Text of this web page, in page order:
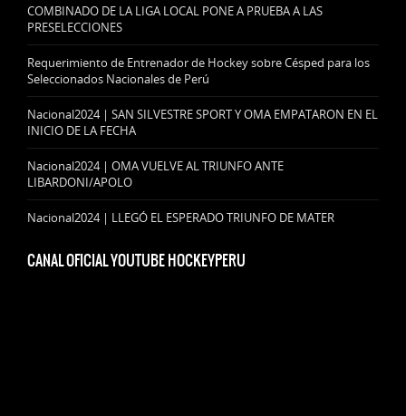
COMBINADO DE LA LIGA LOCAL PONE A PRUEBA A LAS
PRESELECCIONES
Requerimiento de Entrenador de Hockey sobre Césped para los
Seleccionados Nacionales de Perú
Nacional2024 | SAN SILVESTRE SPORT Y OMA EMPATARON EN EL
INICIO DE LA FECHA
Nacional2024 | OMA VUELVE AL TRIUNFO ANTE
LIBARDONI/APOLO
Nacional2024 | LLEGÓ EL ESPERADO TRIUNFO DE MATER
CANAL OFICIAL YOUTUBE HOCKEYPERU